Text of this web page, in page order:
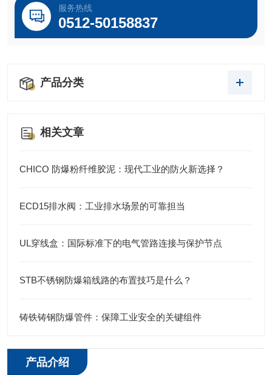
服务热线
0512-50158837
产品分类
相关文章
CHICO 防爆粉纤维胶泥：现代工业的防火新选择？
ECD15排水阀：工业排水场景的可靠担当
UL穿线盒：国际标准下的电气管路连接与保护节点
STB不锈钢防爆箱线路的布置技巧是什么？
铸铁铸钢防爆管件：保障工业安全的关键组件
产品介绍